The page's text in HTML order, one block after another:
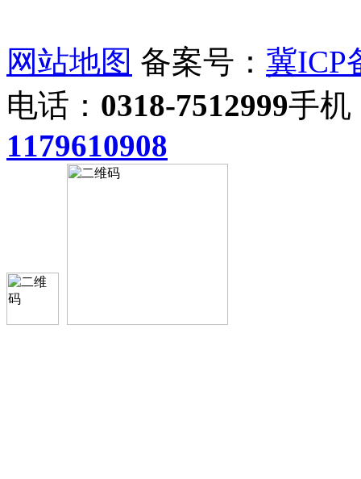
网站地图 备案号： 冀ICP
电话： 0318-7512999手机
1179610908